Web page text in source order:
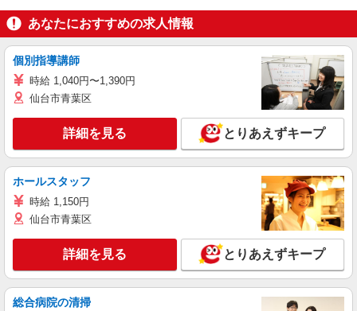
あなたにおすすめの求人情報
個別指導講師
時給 1,040円〜1,390円
仙台市青葉区
詳細を見る とりあえずキープ
ホールスタッフ
時給 1,150円
仙台市青葉区
詳細を見る とりあえずキープ
総合病院の清掃